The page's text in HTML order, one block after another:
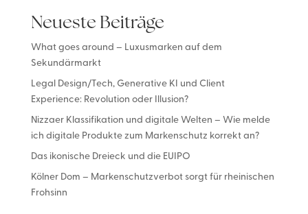
Neueste Beiträge
What goes around – Luxusmarken auf dem
Sekundärmarkt
Legal Design/Tech, Generative KI und Client
Experience: Revolution oder Illusion?
Nizzaer Klassifikation und digitale Welten – Wie melde
ich digitale Produkte zum Markenschutz korrekt an?
Das ikonische Dreieck und die EUIPO
Kölner Dom – Markenschutzverbot sorgt für rheinischen
Frohsinn